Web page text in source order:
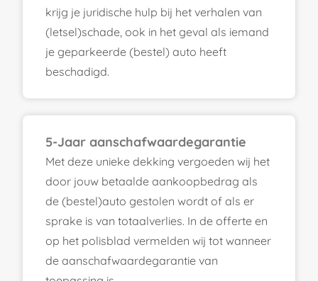
krijg je juridische hulp bij het verhalen van
(letsel)schade, ook in het geval als iemand
je geparkeerde (bestel) auto heeft
beschadigd.
5-Jaar aanschafwaardegarantie
Met deze unieke dekking vergoeden wij het
door jouw betaalde aankoopbedrag als
de (bestel)auto gestolen wordt of als er
sprake is van totaalverlies. In de offerte en
op het polisblad vermelden wij tot wanneer
de aanschafwaardegarantie van